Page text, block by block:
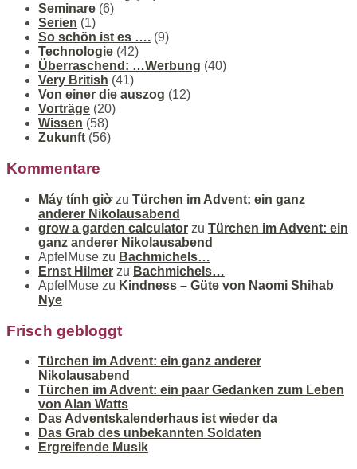
Seminare (6)
Serien (1)
So schön ist es …. (9)
Technologie (42)
Überraschend: …Werbung (40)
Very British (41)
Von einer die auszog (12)
Vorträge (20)
Wissen (58)
Zukunft (56)
Kommentare
Máy tính giờzu Türchen im Advent: ein ganz
anderer Nikolausabend
grow a garden calculator zu Türchen im Advent: ein
ganz anderer Nikolausabend
ApfelMuse zu Bachmichels…
Ernst Hilmer zu Bachmichels…
ApfelMuse zu Kindness – Güte von Naomi Shihab
Nye
Frisch gebloggt
Türchen im Advent: ein ganz anderer
Nikolausabend
Türchen im Advent: ein paar Gedanken zum Leben
von Alan Watts
Das Adventskalenderhaus ist wieder da
Das Grab des unbekannten Soldaten
Ergreifende Musik